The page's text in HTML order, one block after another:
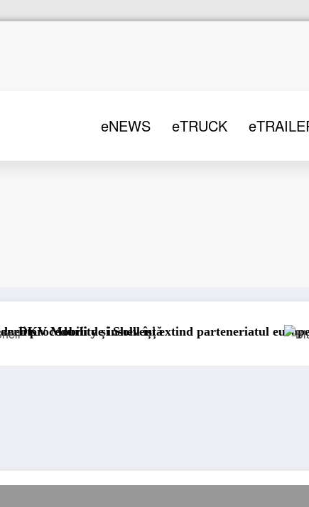
eNEWS eTRUCK
de insolvență
și Shell își extind parteneriatul europeanBlue